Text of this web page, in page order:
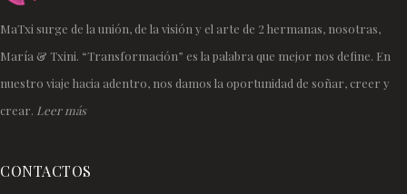
MaTxi surge de la unión, de la visión y el arte de 2 hermanas, nosotras,
María & Txini. “Transformación” es la palabra que mejor nos define. En
nuestro viaje hacia adentro, nos damos la oportunidad de soñar, creer y
crear. Leer más
CONTACTOS